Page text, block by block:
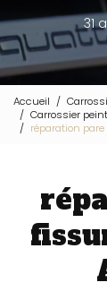
31
Accueil
Carrossier
réparation